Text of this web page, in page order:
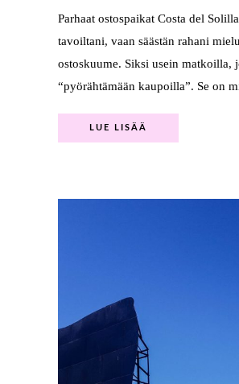
Parhaat ostospaikat Costa del
tavoiltani, vaan säästän rahani
ostoskuume. Siksi usein matkoilla,
“pyörähtämään kaupoilla”. Se on
LUE LISÄÄ